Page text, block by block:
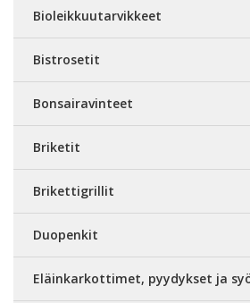
Bioleikkuutarvikkeet
Bistrosetit
Bonsairavinteet
Briketit
Brikettigrillit
Duopenkit
Eläinkarkottimet, pyydykset ja